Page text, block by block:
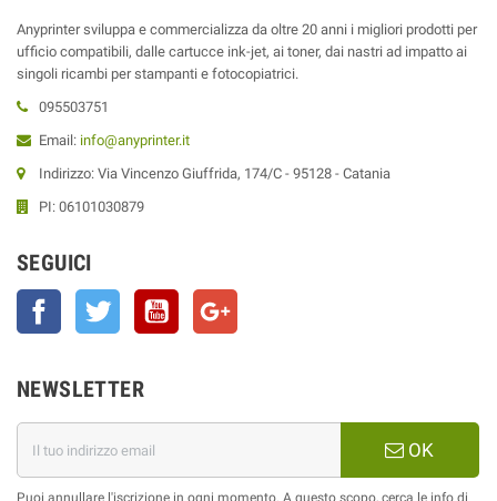
Anyprinter sviluppa e commercializza da oltre 20 anni i migliori prodotti per
ufficio compatibili, dalle cartucce ink-jet, ai toner, dai nastri ad impatto ai
singoli ricambi per stampanti e fotocopiatrici.
095503751
Email: info@anyprinter.it
Indirizzo: Via Vincenzo Giuffrida, 174/C - 95128 - Catania
PI: 06101030879
SEGUICI
Facebook Twitter YouTube
NEWSLETTER
OK
Puoi annullare l'iscrizione in ogni momento. A questo scopo, cerca le info di